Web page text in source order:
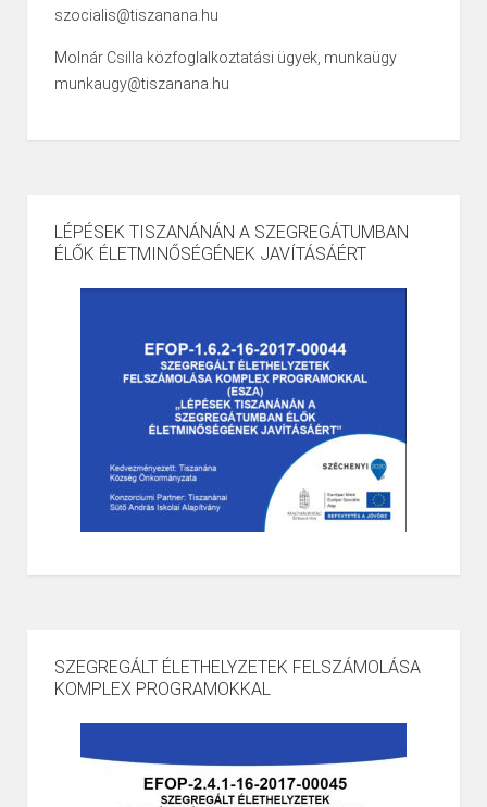
szocialis@tiszanana.hu
Molnár Csilla közfoglalkoztatási ügyek, munkaügy
munkaugy@tiszanana.hu
LÉPÉSEK TISZANÁNÁN A SZEGREGÁTUMBAN
ÉLŐK ÉLETMINŐSÉGÉNEK JAVÍTÁSÁÉRT
SZEGREGÁLT ÉLETHELYZETEK FELSZÁMOLÁSA
KOMPLEX PROGRAMOKKAL